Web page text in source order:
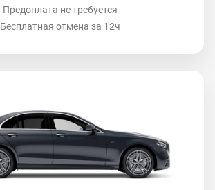
Предоплата не требуется
Бесплатная отмена за 12ч